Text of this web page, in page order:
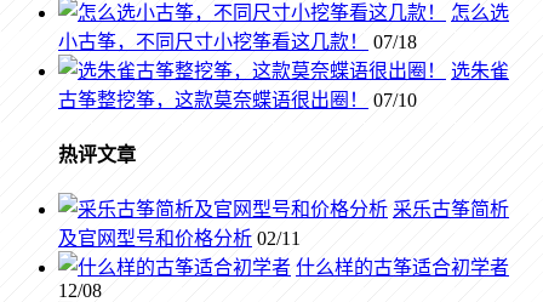
怎么选
小古筝，不同尺寸小挖筝看这几款！
07/18
选朱雀
古筝整挖筝，这款莫奈蝶语很出圈！
07/10
热评文章
采乐古筝简析
及官网型号和价格分析 02/11
什么样的古筝适合初学者
12/08